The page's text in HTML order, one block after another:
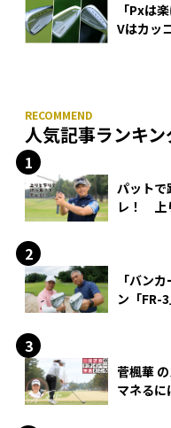
「Pxは
Vはカッ
人気記事ランキン
パットで
レ！ 上
「バン
ン「FR-
菅楓華
マネる